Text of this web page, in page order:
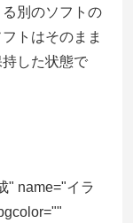
別のソフトの
トはそのまま
持した状態で
" name="イラ